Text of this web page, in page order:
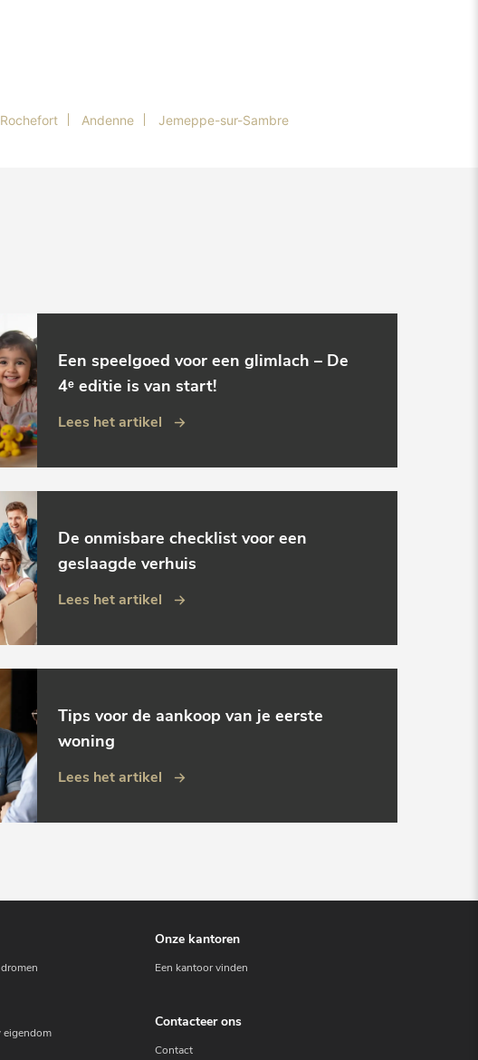
Rochefort Andenne Jemeppe-sur-Sambre
Een speelgoed voor een glimlach – De
4ᵉ editie is van start!
Lees het artikel
De onmisbare checklist voor een
geslaagde verhuis
Lees het artikel
Tips voor de aankoop van je eerste
woning
Lees het artikel
eigendom
Onze kantoren
Een kantoor vinden
Contacteer ons
Contact